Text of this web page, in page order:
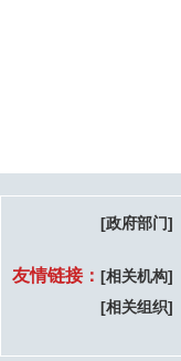
友情链接：
[政府部门]
[相关机构]
[相关组织]